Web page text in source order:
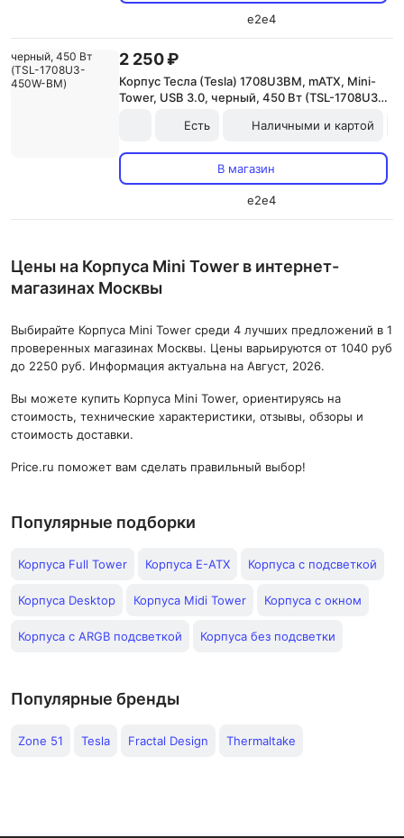
e2e4
2 250 ₽
Корпус Тесла (Tesla) 1708U3BM, mATX, Mini-
Tower, USB 3.0, черный, 450 Вт (TSL-1708U3-
Есть
Наличными и картой
В магазин
e2e4
Цены на Корпуса Mini Tower в интернет-
магазинах Москвы
Выбирайте Корпуса Mini Tower среди 4 лучших предложений в 1
проверенных магазинах Москвы. Цены варьируются от 1040 руб
до 2250 руб. Информация актуальна на Август, 2026.
Вы можете купить Корпуса Mini Tower, ориентируясь на
стоимость, технические характеристики, отзывы, обзоры и
стоимость доставки.
Price.ru поможет вам сделать правильный выбор!
Популярные подборки
Корпуса Full Tower Корпуса E-ATX Корпуса с подсветкой
Корпуса Desktop Корпуса Midi Tower Корпуса с окном
Корпуса с ARGB подсветкой Корпуса без подсветки
Популярные бренды
Zone 51 Tesla Fractal Design Thermaltake